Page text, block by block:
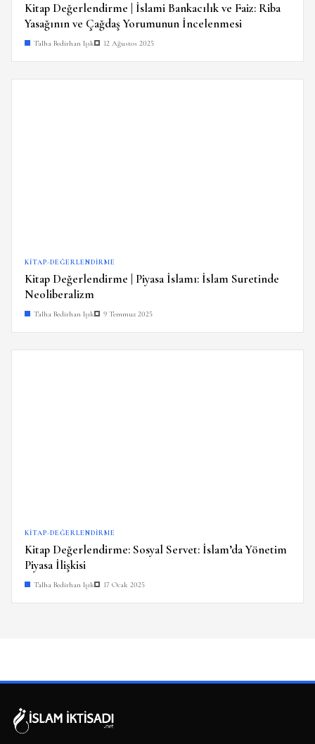
Kitap Değerlendirme | İslami Bankacılık ve Faiz: Riba
Yasağının ve Çağdaş Yorumunun İncelenmesi
Talha Bedirhan Işık 12 Ağustos 2025
KITAP-DEĞERLENDIRME
Kitap Değerlendirme | Piyasa İslamı: İslam Suretinde
Neoliberalizm
Talha Bedirhan Işık 9 Temmuz 2025
KITAP-DEĞERLENDIRME
Kitap Değerlendirme: Sosyal Servet: İslam’da Yönetim
Piyasa İlişkisi
Talha Bedirhan Işık 17 Ocak 2025